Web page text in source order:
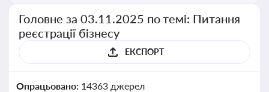
Головне за 03.11.2025 по темі: Питання
реєстрації бізнесу
ЕКСПОРТ
Опрацьовано: 14363 джерел